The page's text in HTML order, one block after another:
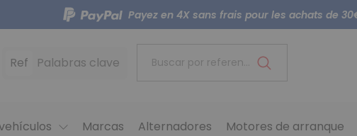
Payez en 4X sans frais pour les achats de
Ref Palabras clave Buscar por referencia...
Marcas Alternadores Motores de arranque